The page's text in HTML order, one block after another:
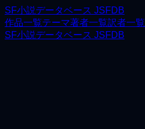
SF小説データベース JSFDB
作品一覧テーマ著者一覧訳者一覧
SF小説データベース JSFDB